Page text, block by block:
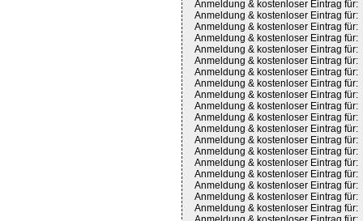
Anmeldung & kostenloser Eintrag für:
Anmeldung & kostenloser Eintrag für:
Anmeldung & kostenloser Eintrag für:
Anmeldung & kostenloser Eintrag für:
Anmeldung & kostenloser Eintrag für:
Anmeldung & kostenloser Eintrag für:
Anmeldung & kostenloser Eintrag für:
Anmeldung & kostenloser Eintrag für:
Anmeldung & kostenloser Eintrag für:
Anmeldung & kostenloser Eintrag für:
Anmeldung & kostenloser Eintrag für:
Anmeldung & kostenloser Eintrag für:
Anmeldung & kostenloser Eintrag für:
Anmeldung & kostenloser Eintrag für:
Anmeldung & kostenloser Eintrag für:
Anmeldung & kostenloser Eintrag für:
Anmeldung & kostenloser Eintrag für:
Anmeldung & kostenloser Eintrag für:
Anmeldung & kostenloser Eintrag für: